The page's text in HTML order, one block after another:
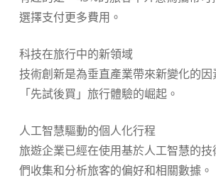
選擇支付更多費用。
科技在旅行中的新領域
技術創新是為垂直產業帶來新變化的
「先試後買」旅行體驗的崛起。
人工智慧驅動的個人化行程
旅遊企業已經在使用基於人工智慧的
們收集和分析旅客的偏好和相關數據。